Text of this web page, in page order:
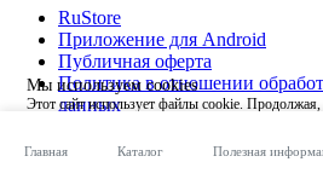
Мы используем cookies
Этот сайт использует файлы cookie. Продолжая,
Принять
Главная Каталог Полезная
RuStore
Приложение для Android
Публичная оферта
Политика в отношении
данных